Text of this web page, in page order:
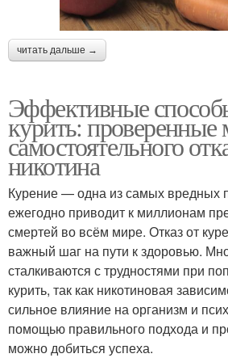
читать дальше →
Эффективные
курить: проверенные
самостоятельного
никотина
Курение — одна из самых вредных
ежегодно приводит к миллионам
смертей во всём мире. Отказ от
важный шаг на пути к здоровью.
сталкиваются с трудностями при
курить, так как никотиновая
сильное влияние на организм и
помощью правильного подхода и
можно добиться успеха.